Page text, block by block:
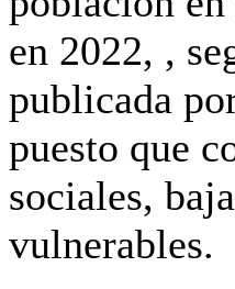
en 2022, ,
publicada
puesto que
sociales,
vulnerables.